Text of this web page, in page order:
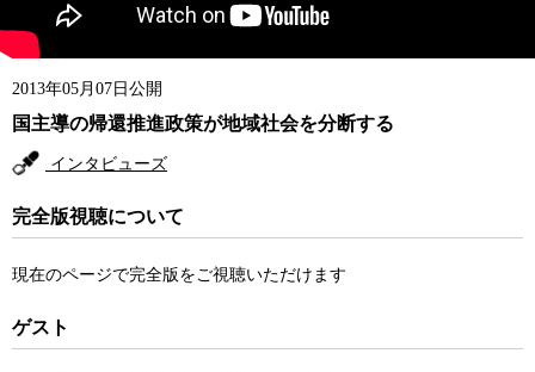
2013年05月07日公開
国主導の帰還推進政策が地域社会を分断する
インタビューズ
完全版視聴について
現在のページで完全版をご視聴いただけます
ゲスト